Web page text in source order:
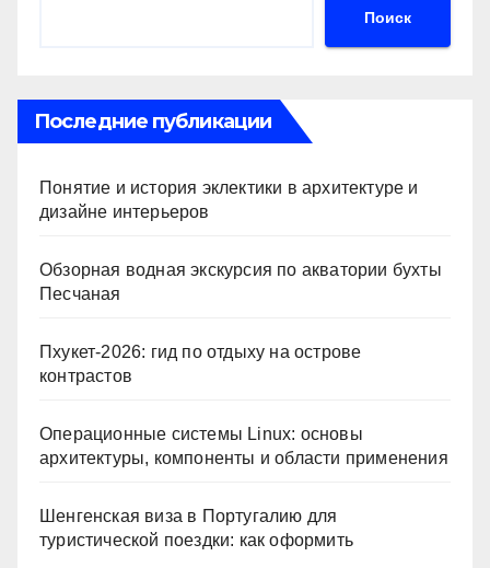
ki
ть
Поиск
Последние публикации
Понятие и история эклектики в архитектуре и
дизайне интерьеров
Обзорная водная экскурсия по акватории бухты
Песчаная
Пхукет-2026: гид по отдыху на острове
контрастов
Операционные системы Linux: основы
архитектуры, компоненты и области применения
Шенгенская виза в Португалию для
туристической поездки: как оформить